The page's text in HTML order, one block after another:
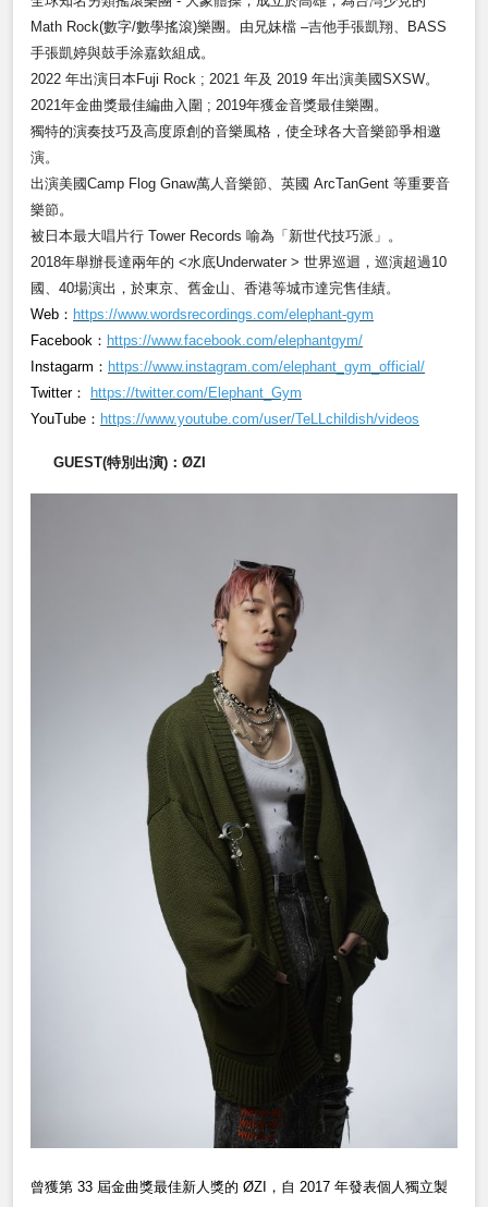
Math Rock(數字/數學搖滾)樂團。由兄妹檔 –吉他手張凱翔、BASS
手張凱婷與鼓手涂嘉欽組成。
2022 年出演日本Fuji Rock ; 2021 年及 2019 年出演美國SXSW。
2021年金曲獎最佳編曲入圍 ; 2019年獲金音獎最佳樂團。
獨特的演奏技巧及高度原創的音樂風格，使全球各大音樂節爭相邀
演。
出演美國Camp Flog Gnaw萬人音樂節、英國 ArcTanGent 等重要音
樂節。
被日本最大唱片行 Tower Records 喻為「新世代技巧派」。
2018年舉辦長達兩年的 <水底Underwater > 世界巡迴，巡演超過10
國、40場演出，於東京、舊金山、香港等城市達完售佳績。
Web： https://www.wordsrecordings.com/elephant-gym
Facebook： https://www.facebook.com/elephantgym/
Instagarm： https://www.instagram.com/elephant_gym_official/
Twitter： https://twitter.com/Elephant_Gym
YouTube： https://www.youtube.com/user/TeLLchildish/videos
GUEST(特別出演)：ØZI
曾獲第 33 屆金曲獎最佳新人獎的 ØZI，自 2017 年發表個人獨立製